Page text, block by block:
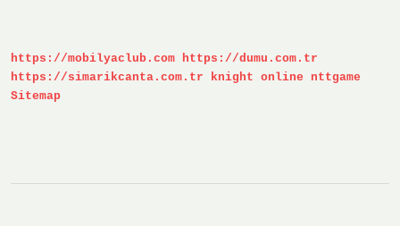
https://mobilyaclub.com https://dumu.com.tr
https://simarikcanta.com.tr
knight online
nttgame
Sitemap